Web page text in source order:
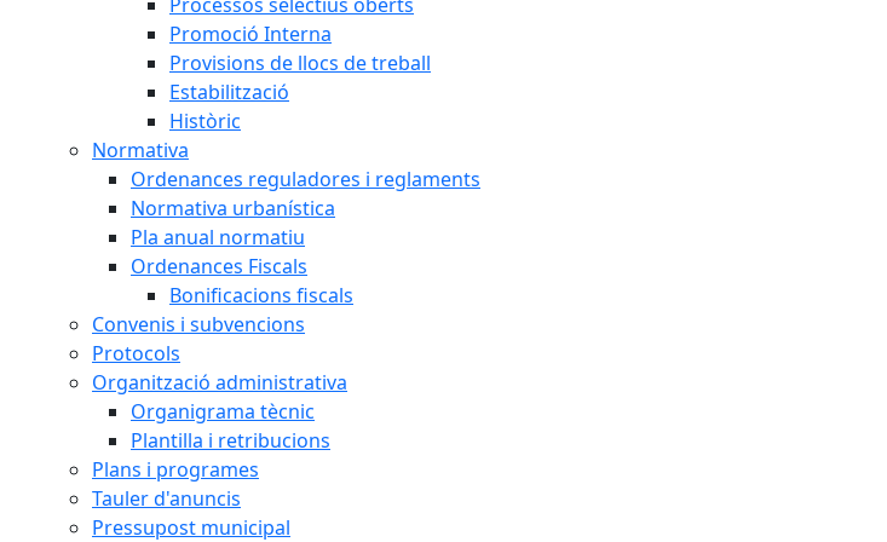
Promoció Interna
Provisions de llocs de treball
Estabilització
Històric
Normativa
Ordenances reguladores i reglaments
Normativa urbanística
Pla anual normatiu
Ordenances Fiscals
Bonificacions fiscals
Convenis i subvencions
Protocols
Organització administrativa
Organigrama tècnic
Plantilla i retribucions
Plans i programes
Tauler d'anuncis
Pressupost municipal